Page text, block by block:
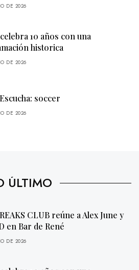
DE 2026
10 años con una
historica
DE 2026
soccer
DE 2026
ÚLTIMO
CLUB reúne a Alex June y
en Bar de René
DE 2026